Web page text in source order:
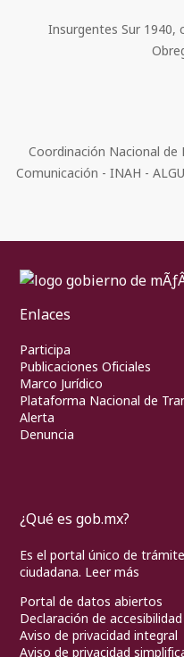
Insurgentes Sur 1940,
Coordinación Nacional
Comunicación - INAH -
Enlaces
Participa
Publicaciones Oficiales
Marco Jurídico
Plataforma Nacional de
Alerta
Denuncia
¿Qué es gob.mx?
Es el portal único de
ciudadana. Leer más
Portal de datos abiertos
Declaración de accesibilidad
Aviso de privacidad integral
Aviso de privacidad